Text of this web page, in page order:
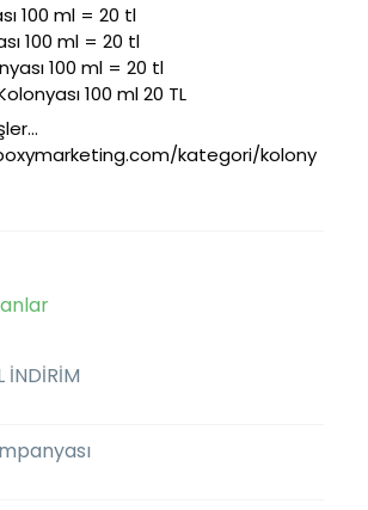
100 ml = 20 tl
100 ml = 20 tl
100 ml = 20 tl
100 ml 20 TL
kategori/kolony
İNDİRİM